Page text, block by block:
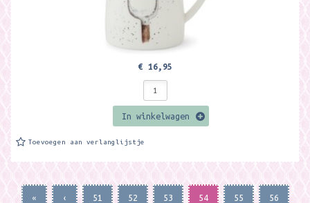
€ 16,95
In winkelwagen
Toevoegen aan verlanglijstje
« ‹ 51 52 53 54 55 56